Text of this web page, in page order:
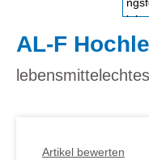
AL-F
Artikel bewerten